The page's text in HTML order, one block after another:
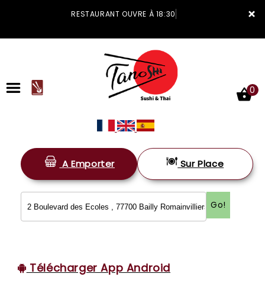
×
RESTAURANT OUVRE À 18:30
ACCUEIL
LA CARTE
VOS AVIS
0
A Emporter Sur Place
Go!
Télécharger App Android